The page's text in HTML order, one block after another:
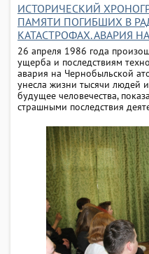
ИСТОРИЧЕСКИЙ
ПАМЯТИ ПОГИБШИХ В
КАТАСТРОФАХ. АВАРИЯ
26 апреля 1986 года
ущерба и последствиям
авария на Чернобыльской
унесла жизни тысячи людей
будущее человечества,
страшными последствия